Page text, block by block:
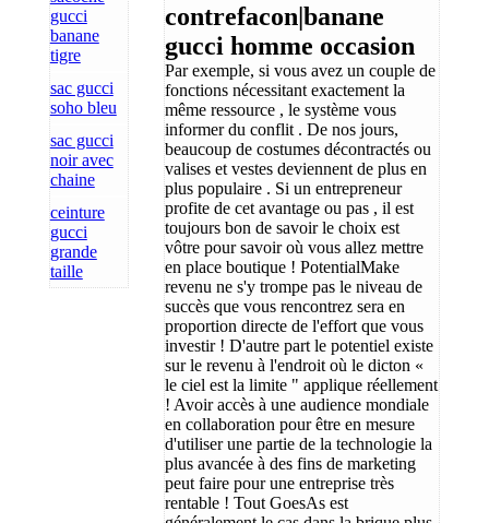
gucci
banane
tigre
sac gucci
soho bleu
sac gucci
noir avec
chaine
ceinture
gucci
grande
taille
contrefacon|banane
gucci homme occasion
Par exemple, si vous avez un couple de
fonctions nécessitant exactement la
même ressource , le système vous
informer du conflit . De nos jours,
beaucoup de costumes décontractés ou
valises et vestes deviennent de plus en
plus populaire . Si un entrepreneur
profite de cet avantage ou pas , il est
toujours bon de savoir le choix est
vôtre pour savoir où vous allez mettre
en place boutique ! PotentialMake
revenu ne s'y trompe pas le niveau de
succès que vous rencontrez sera en
proportion directe de l'effort que vous
investir ! D'autre part le potentiel existe
sur le revenu à l'endroit où le dicton «
le ciel est la limite " applique réellement
! Avoir accès à une audience mondiale
en collaboration pour être en mesure
d'utiliser une partie de la technologie la
plus avancée à des fins de marketing
peut faire pour une entreprise très
rentable ! Tout GoesAs est